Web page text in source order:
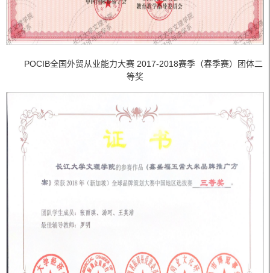
POCIB全国外贸从业能力大赛 2017-2018赛季（春季赛）团体二
等奖